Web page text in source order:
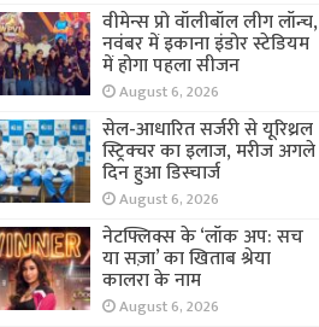
वीमेन्स प्रो वॉलीबॉल लीग लॉन्च,
नवंबर में इकाना इंडोर स्टेडियम
में होगा पहला सीजन
August 6, 2026
सेल-आधारित सर्जरी से यूरिथ्रल
स्ट्रिक्चर का इलाज, मरीज अगले
दिन हुआ डिस्चार्ज
August 6, 2026
नेटफ्लिक्स के ‘लॉक अप: सच
या सज़ा’ का खिताब श्रेया
कालरा के नाम
August 6, 2026